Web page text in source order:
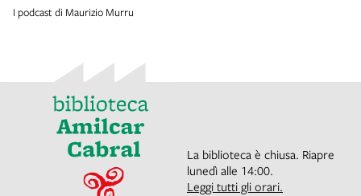
I podcast di Maurizio Murru
La biblioteca è chiusa. Riapre
lunedì alle 14:00.
Leggi tutti gli orari.